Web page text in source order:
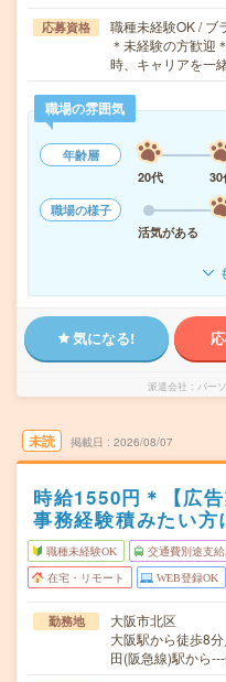
応募資格
職種未経験OK / ブ
＊未経験の方歓迎
時、キャリアを一
職場の雰囲気
年齢層
20代
30
職場の様子
活気がある
気になる!
派遣会社 パー
未読 掲載日 2026/08/07
時給1550円＊【広
事務経験積みたい方
職種未経験OK 交通費別途支給
在宅・リモート WEB登録OK
勤務地
大阪市北区
大阪駅から徒歩8
田(阪急線)駅から